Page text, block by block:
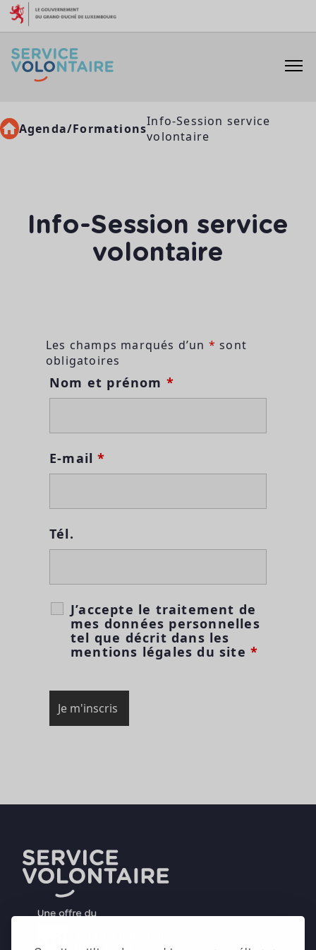
Aller au contenu
Agenda/FormationsInfo-Session service
volontaire
Info-Session service
volontaire
Les champs marqués d’un * sont
obligatoires
Nom et prénom *
E-mail*
Tél.
J’accepte le traitement de
mes données personnelles
tel que décrit dans les
mentions légales du site *